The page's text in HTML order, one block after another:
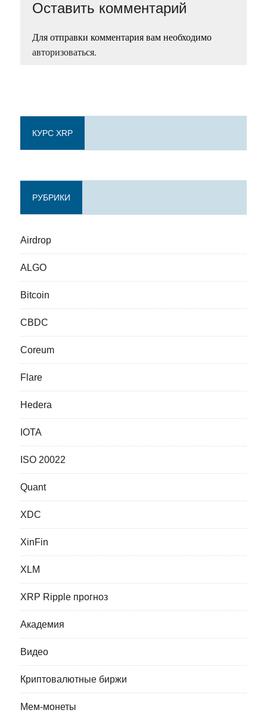
Оставить комментарий
Для отправки комментария вам необходимо
авторизоваться.
КУРС XRP
РУБРИКИ
Airdrop
ALGO
Bitcoin
CBDC
Coreum
Flare
Hedera
IOTA
ISO 20022
Quant
XDC
XinFin
XLM
XRP Ripple прогноз
Академия
Видео
Криптовалютные биржи
Мем-монеты